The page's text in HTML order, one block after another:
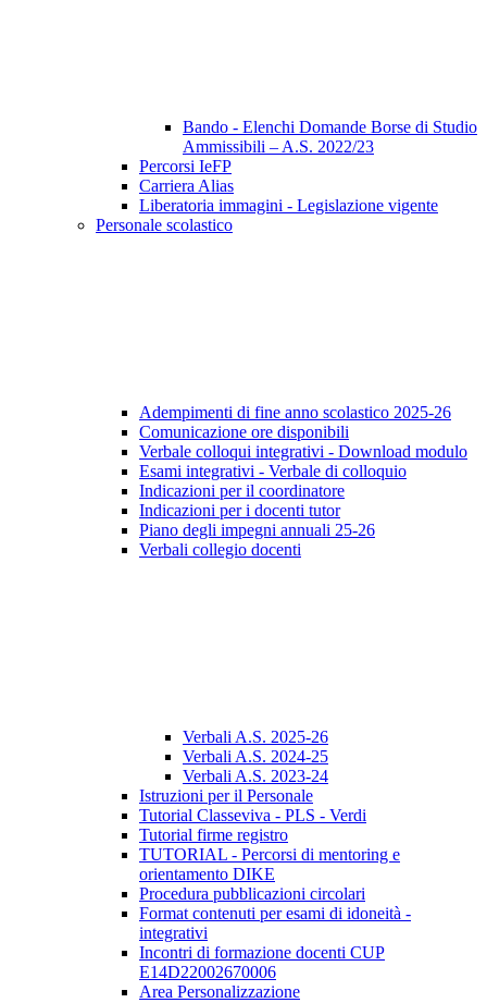
Bando - Elenchi Domande Borse di Studio
Ammissibili – A.S. 2022/23
Percorsi IeFP
Carriera Alias
Liberatoria immagini - Legislazione vigente
Personale scolastico
Adempimenti di fine anno scolastico 2025-26
Comunicazione ore disponibili
Verbale colloqui integrativi - Download modulo
Esami integrativi - Verbale di colloquio
Indicazioni per il coordinatore
Indicazioni per i docenti tutor
Piano degli impegni annuali 25-26
Verbali collegio docenti
Verbali A.S. 2025-26
Verbali A.S. 2024-25
Verbali A.S. 2023-24
Istruzioni per il Personale
Tutorial Classeviva - PLS - Verdi
Tutorial firme registro
TUTORIAL - Percorsi di mentoring e
orientamento DIKE
Procedura pubblicazioni circolari
Format contenuti per esami di idoneità -
integrativi
Incontri di formazione docenti CUP
E14D22002670006
Area Personalizzazione